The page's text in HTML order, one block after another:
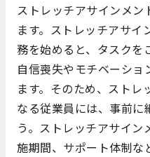
ストレッチアサインメン
ます。ストレッチアサ
務を始めると、タスクを
自信喪失やモチベーショ
ます。そのため、ストレ
なる従業員には、事前に
う。ストレッチアサイ
施期間、サポート体制な